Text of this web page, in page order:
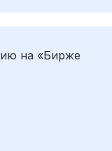
на «Бирже